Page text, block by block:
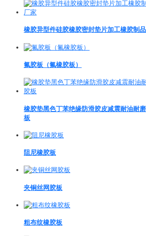
橡胶异型件硅胶橡胶密封垫片加工橡胶制
氟胶板（氟橡胶板）
橡胶垫黑色丁苯绝缘防滑胶皮减震耐油耐
板
阻尼橡胶板
夹铜丝网胶板
粗布纹橡胶板